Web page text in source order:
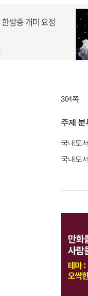
304쪽
주제 분
국내도
국내도